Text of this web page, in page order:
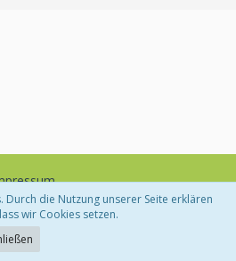
Durch die Nutzung unserer Seite erklären
wir Cookies setzen.